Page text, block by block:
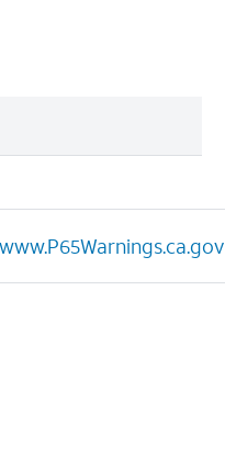
www.P65Warnings.ca.gov